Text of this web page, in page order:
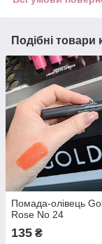
Подібні товари
Помада-олівець
Rose No 24
135 ₴